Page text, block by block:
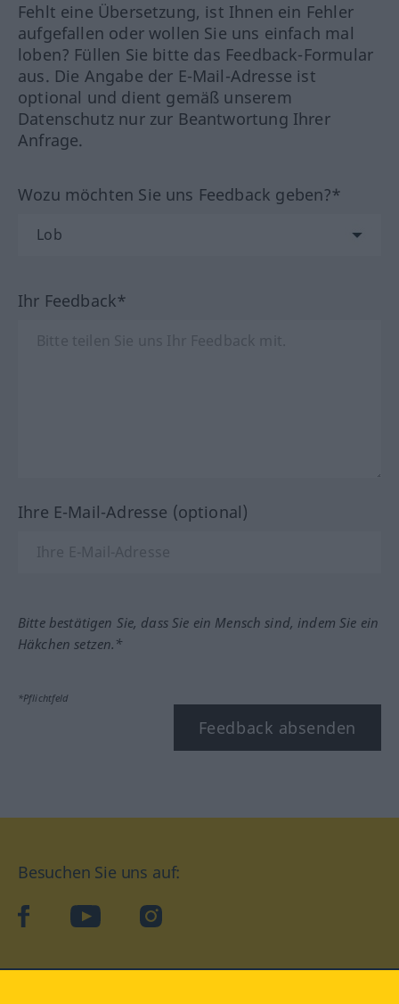
Fehlt eine Übersetzung, ist Ihnen ein Fehler
aufgefallen oder wollen Sie uns einfach mal
loben? Füllen Sie bitte das Feedback-Formular
aus. Die Angabe der E-Mail-Adresse ist
optional und dient gemäß unserem
Datenschutz nur zur Beantwortung Ihrer
Anfrage.
Wozu möchten Sie uns Feedback geben?*
Ihr Feedback*
Ihre E-Mail-Adresse (optional)
Bitte bestätigen Sie, dass Sie ein Mensch sind, indem Sie ein
Häkchen setzen.*
*Pflichtfeld
Feedback absenden
Besuchen Sie uns auf:
facebookYouTube Instagram